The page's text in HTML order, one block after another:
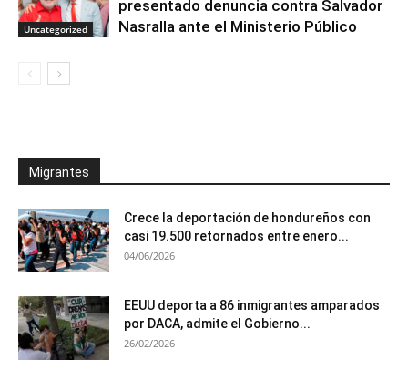
Uncategorized
presentado denuncia contra Salvador
Nasralla ante el Ministerio Público
Migrantes
Crece la deportación de hondureños con
casi 19.500 retornados entre enero...
04/06/2026
EEUU deporta a 86 inmigrantes amparados
por DACA, admite el Gobierno...
26/02/2026